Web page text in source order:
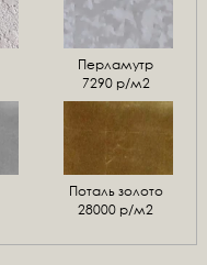
Перламутр
7290 р/м2
Поталь золото
28000 р/м2